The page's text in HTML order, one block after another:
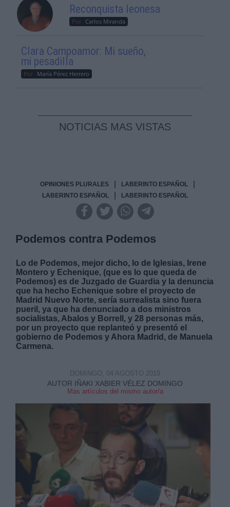
Reconquista leonesa
Por Carlos Miranda
Clara Campoamor: Mi sueño,
mi pesadilla
Por María Pérez Herrero
NOTICIAS MAS VISTAS
OPINIONES PLURALES LABERINTO ESPAÑOL
LABERINTO ESPAÑOL LABERINTO ESPAÑOL
Podemos contra Podemos
Lo de Podemos, mejor dicho, lo de Iglesias, Irene
Montero y Echenique, (que es lo que queda de
Podemos) es de Juzgado de Guardia y la denuncia
que ha hecho Echenique sobre el proyecto de
Madrid Nuevo Norte, sería surrealista sino fuera
pueril, ya que ha denunciado a dos ministros
socialistas, Abalos y Borrell, y 28 personas más,
por un proyecto que replanteó y presentó el
gobierno de Podemos y Ahora Madrid, de Manuela
Carmena.
AUTOR IÑAKI XABIER VÉLEZ DOMINGO
Mas artículos del mismo autor/a
DOMINGO, 04 AGOSTO 2019